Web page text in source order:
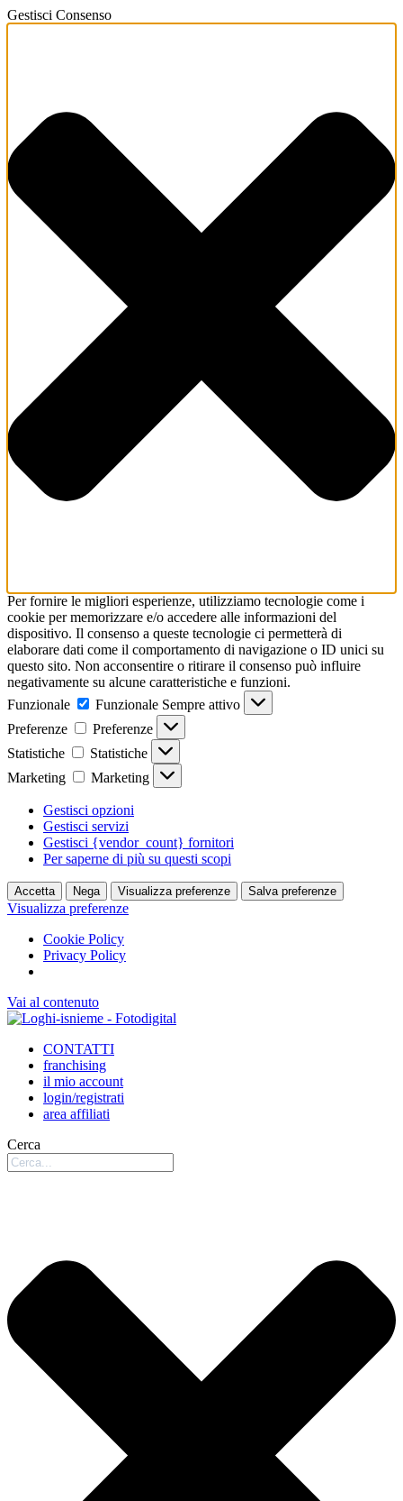
Gestisci Consenso
Per fornire le migliori esperienze, utilizziamo tecnologie come i
cookie per memorizzare e/o accedere alle informazioni del
dispositivo. Il consenso a queste tecnologie ci permetterà di
elaborare dati come il comportamento di navigazione o ID unici su
questo sito. Non acconsentire o ritirare il consenso può influire
negativamente su alcune caratteristiche e funzioni.
Funzionale
Funzionale Sempre attivo
Preferenze
Preferenze
Statistiche
Statistiche
Marketing
Marketing
Gestisci opzioni
Gestisci servizi
Gestisci {vendor_count} fornitori
Per saperne di più su questi scopi
Accetta Nega Visualizza preferenze Salva preferenze
Visualizza preferenze
Cookie Policy
Privacy Policy
Vai al contenuto
CONTATTI
franchising
il mio account
login/registrati
area affiliati
Cerca